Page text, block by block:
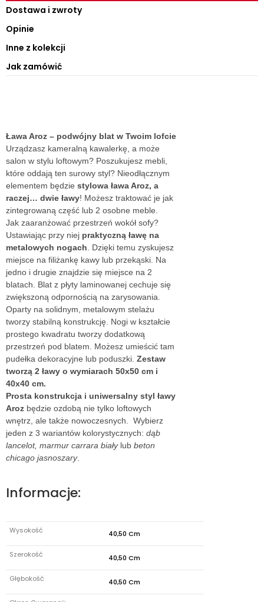
Dostawa i zwroty
Opinie
Inne z kolekcji
Jak zamówić
Ława Aroz – podwójny blat w Twoim lofcie
Urządzasz kameralną kawalerkę, a może
salon w stylu loftowym? Poszukujesz mebli,
które oddają ten surowy styl? Nieodłącznym
elementem będzie stylowa ława Aroz, a
raczej… dwie ławy! Możesz traktować je jak
zintegrowaną część lub 2 osobne meble.
Jak zaaranżować przestrzeń wokół sofy?
Ustawiając przy niej praktyczną ławę na
metalowych nogach . Dzięki temu zyskujesz
miejsce na filiżankę kawy lub przekąski. Na
jedno i drugie znajdzie się miejsce na 2
blatach. Blat z płyty laminowanej cechuje się
zwiększoną odpornością na zarysowania.
Oparty na solidnym, metalowym stelażu
tworzy stabilną konstrukcję. Nogi w kształcie
prostego kwadratu tworzy dodatkową
przestrzeń pod blatem. Możesz umieścić tam
pudełka dekoracyjne lub poduszki. Zestaw
tworzą 2 ławy o wymiarach 50x50 cm i
40x40 cm.
Prosta konstrukcja i uniwersalny styl ławy
Aroz będzie ozdobą nie tylko loftowych
wnętrz, ale także nowoczesnych. Wybierz
jeden z 3 wariantów kolorystycznych: dąb
lancelot, marmur carrara białylub beton
chicago jasnoszary.
Informacje:
Wysokość 40,50 Cm
Szerokość 40,50 Cm
Głębokość 40,50 Cm